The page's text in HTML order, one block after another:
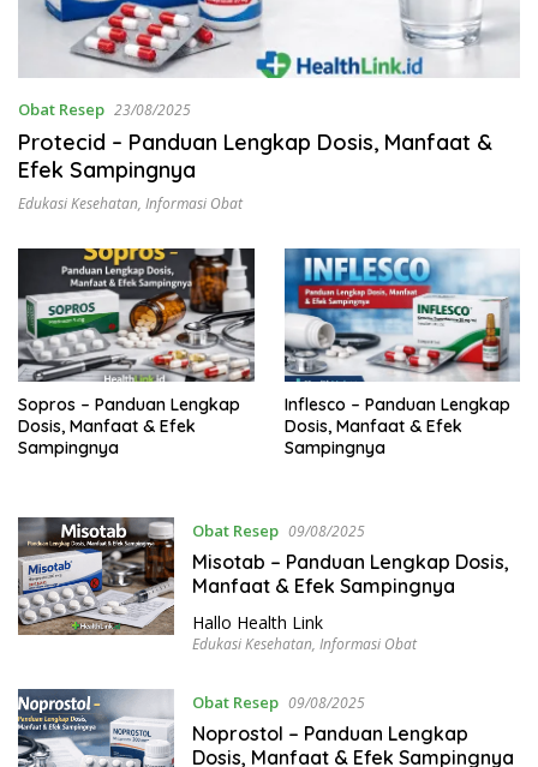
Obat Resep 23/08/2025
Protecid – Panduan Lengkap Dosis, Manfaat &
Efek Sampingnya
Edukasi Kesehatan, Informasi Obat
Sopros – Panduan Lengkap
Dosis, Manfaat & Efek
Sampingnya
Inflesco – Panduan Lengkap
Dosis, Manfaat & Efek
Sampingnya
Obat Resep 09/08/2025
Misotab – Panduan Lengkap Dosis,
Manfaat & Efek Sampingnya
Hallo Health Link
Edukasi Kesehatan, Informasi Obat
Obat Resep 09/08/2025
Noprostol – Panduan Lengkap
Dosis, Manfaat & Efek Sampingnya